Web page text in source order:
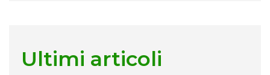
Ultimi articoli